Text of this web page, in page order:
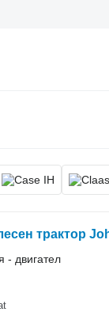
трактор
- двигател